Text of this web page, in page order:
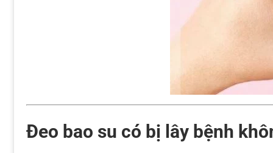
Đeo bao su có bị lây bệnh